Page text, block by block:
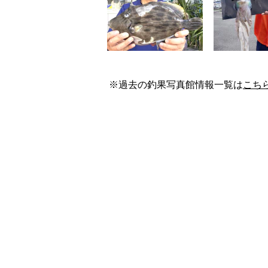
※過去の釣果写真館情報一覧はこち